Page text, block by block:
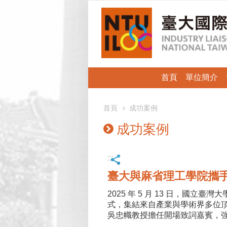
首頁 單位簡介
首頁 成功案例
成功案例
:::
臺大與麻省理工學院攜
2025 年 5 月 13 日，國立臺灣
式，集結來自產業與學術界多位
吳忠幟教授擔任開場致詞嘉賓，